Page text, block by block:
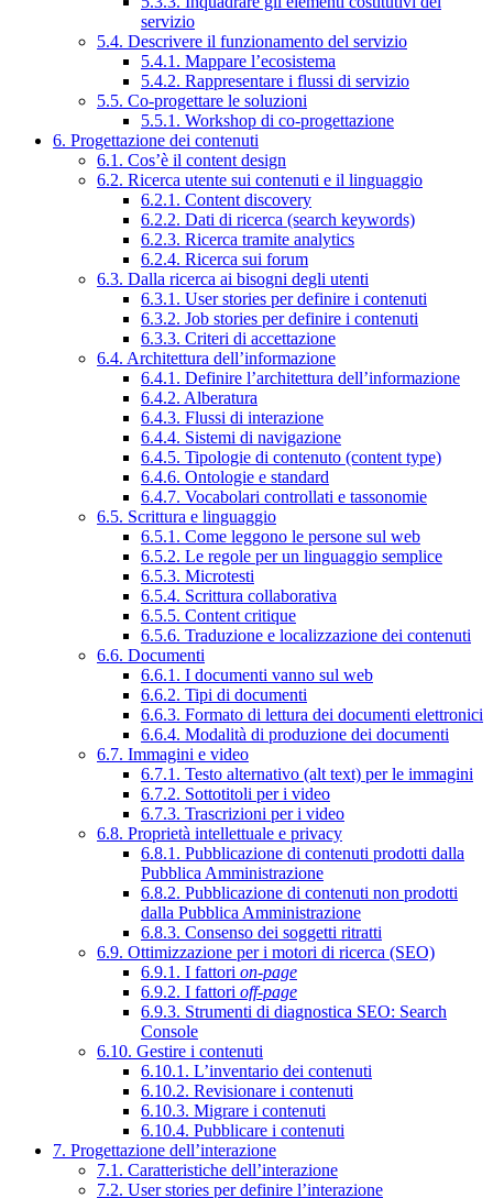
servizio
5.4. Descrivere il funzionamento del servizio
5.4.1. Mappare l’ecosistema
5.4.2. Rappresentare i flussi di servizio
5.5. Co-progettare le soluzioni
5.5.1. Workshop di co-progettazione
6. Progettazione dei contenuti
6.1. Cos’è il content design
6.2. Ricerca utente sui contenuti e il linguaggio
6.2.1. Content discovery
6.2.2. Dati di ricerca (search keywords)
6.2.3. Ricerca tramite analytics
6.2.4. Ricerca sui forum
6.3. Dalla ricerca ai bisogni degli utenti
6.3.1. User stories per definire i contenuti
6.3.2. Job stories per definire i contenuti
6.3.3. Criteri di accettazione
6.4. Architettura dell’informazione
6.4.1. Definire l’architettura dell’informazione
6.4.2. Alberatura
6.4.3. Flussi di interazione
6.4.4. Sistemi di navigazione
6.4.5. Tipologie di contenuto (content type)
6.4.6. Ontologie e standard
6.4.7. Vocabolari controllati e tassonomie
6.5. Scrittura e linguaggio
6.5.1. Come leggono le persone sul web
6.5.2. Le regole per un linguaggio semplice
6.5.3. Microtesti
6.5.4. Scrittura collaborativa
6.5.5. Content critique
6.5.6. Traduzione e localizzazione dei contenuti
6.6. Documenti
6.6.1. I documenti vanno sul web
6.6.2. Tipi di documenti
6.6.3. Formato di lettura dei documenti elettronici
6.6.4. Modalità di produzione dei documenti
6.7. Immagini e video
6.7.1. Testo alternativo (alt text) per le immagini
6.7.2. Sottotitoli per i video
6.7.3. Trascrizioni per i video
6.8. Proprietà intellettuale e privacy
6.8.1. Pubblicazione di contenuti prodotti dalla
Pubblica Amministrazione
6.8.2. Pubblicazione di contenuti non prodotti
dalla Pubblica Amministrazione
6.8.3. Consenso dei soggetti ritratti
6.9. Ottimizzazione per i motori di ricerca (SEO)
6.9.1. I fattori on-page
6.9.2. I fattori off-page
6.9.3. Strumenti di diagnostica SEO: Search
Console
6.10. Gestire i contenuti
6.10.1. L’inventario dei contenuti
6.10.2. Revisionare i contenuti
6.10.3. Migrare i contenuti
6.10.4. Pubblicare i contenuti
7. Progettazione dell’interazione
7.1. Caratteristiche dell’interazione
7.2. User stories per definire l’interazione